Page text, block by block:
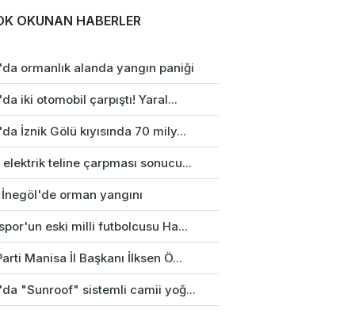
OKUNAN HABERLER
ormanlık alanda yangın paniği
iki otomobil çarpıştı! Yaral...
İznik Gölü kıyısında 70 mily...
elektrik teline çarpması sonucu...
orman yangını
eski milli futbolcusu Ha...
Manisa İl Başkanı İlksen Ö...
"Sunroof" sistemli camii yoğ...